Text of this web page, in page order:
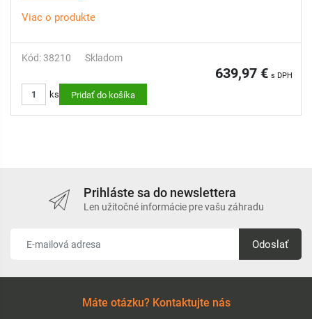
Viac o produkte
Kód: 38210 Skladom
639,97 € s DPH
ks Pridať do košíka
Prihláste sa do newslettera
Len užitočné informácie pre vašu záhradu
Odoslať
Máte otázku? Kontaktujte nás